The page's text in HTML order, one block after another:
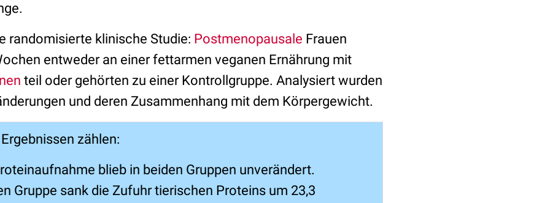
randomisierte klinische Studie: Postmenopausale Frauen
entweder an einer fettarmen veganen Ernährung mit
teil oder gehörten zu einer Kontrollgruppe. Analysiert wurden
und deren Zusammenhang mit dem Körpergewicht.
zählen:
blieb in beiden Gruppen unverändert.
Gruppe sank die Zufuhr tierischen Proteins um 23,3